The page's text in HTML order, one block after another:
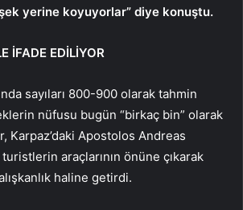
yerine koyuyorlar” diye konuştu.
İFADE EDİLİYOR
sayıları 800-900 olarak tahmin
nüfusu bugün “birkaç bin” olarak
Karpaz’daki Apostolos Andreas
turistlerin araçlarının önüne çıkarak
haline getirdi.